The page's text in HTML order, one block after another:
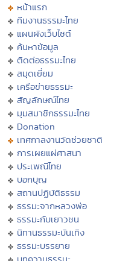
หน้าแรก
ทีมงานธรรมะไทย
แผนผังเว็บไซต์
ค้นหาข้อมูล
ติดต่อธรรมะไทย
สมุดเยี่ยม
เครือข่ายธรรมะ
สัญลักษณ์ไทย
มุมสมาชิกธรรมะไทย
Donation
เทศกาลงานวัดช่วยชาติ
การเผยแผ่ศาสนา
ประเพณีไทย
บอกบุญ
สถานปฏิบัติธรรม
ธรรมะจากหลวงพ่อ
ธรรมะกับเยาวชน
นิทานธรรมะบันเทิง
ธรรมะบรรยาย